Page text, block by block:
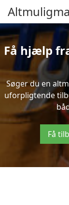
Få hjælp
Søger du en
uforpligtende
Få